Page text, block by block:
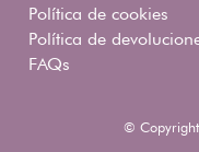
Política de cookies
Política de
FAQs
©